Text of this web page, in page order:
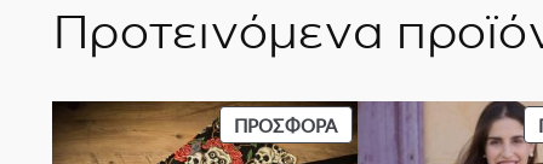
Προτεινόμενα
ΠΡΟΣΦΟΡΆΠΡΟΪΌΝ
ΣΕ